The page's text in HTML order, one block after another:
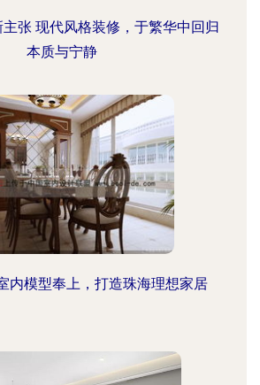
张 现代风格装修，于繁华中回归
本质与宁静
内模型奉上，打造珠海理想家居